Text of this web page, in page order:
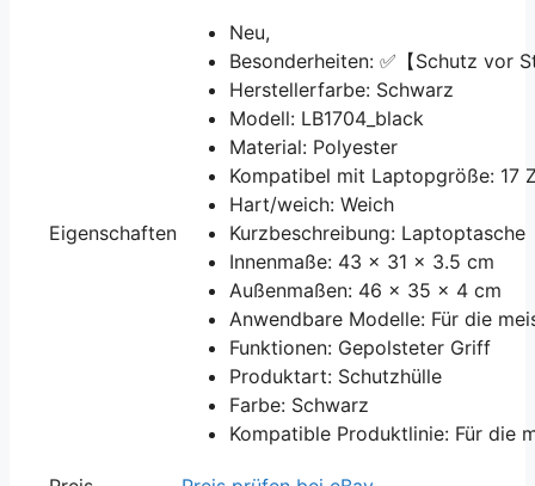
Eigenschaften
Neu,
Besonderheiten: ✅【Schutz vor
Herstellerfarbe: Schwarz
Modell: LB1704_black
Material: Polyester
Kompatibel mit Laptopgröße: 17
Hart/weich: Weich
Kurzbeschreibung: Laptoptasche
Innenmaße: 43 x 31 x 3.5 cm
Außenmaßen: 46 x 35 x 4 cm
Anwendbare Modelle: Für die
Funktionen: Gepolsteter Griff
Produktart: Schutzhülle
Farbe: Schwarz
Kompatible Produktlinie: Für die